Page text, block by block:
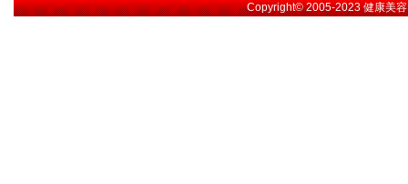
Copyright© 2005-2023健康美